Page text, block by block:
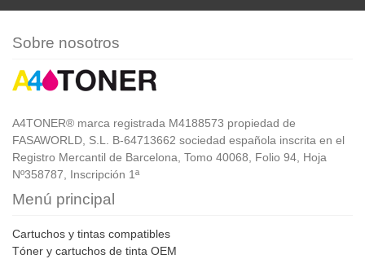
Sobre nosotros
A4TONER® marca registrada M4188573 propiedad de
FASAWORLD, S.L. B-64713662 sociedad española inscrita en el
Registro Mercantil de Barcelona, Tomo 40068, Folio 94, Hoja
Nº358787, Inscripción 1ª
Menú principal
Cartuchos y tintas compatibles
Tóner y cartuchos de tinta OEM